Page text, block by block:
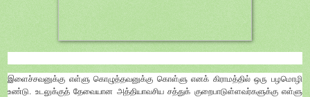
இளைச்சவனுக்கு எள்ளு கொழுத்தவனுக்கு கொள்ளு எனக் கிராமத்தில் ஒரு பழமொழி
உண்டு. உடலுக்குத் தேவையான அத்தியாவசிய சத்துக் குறைபாடுள்ளவர்களுக்கு எள்ளு